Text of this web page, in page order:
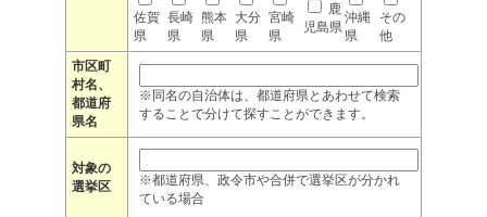
佐賀
県
長崎
県
熊本
県
大分
県
宮崎
県
鹿
児島県
沖縄
県
その
他
市区町
村名、
都道府
県名
※同名の自治体は、都道府県とあわせて検索
することで分けて探すことができます。
対象の
選挙区
※都道府県、政令市や合併で選挙区が分かれ
ている場合